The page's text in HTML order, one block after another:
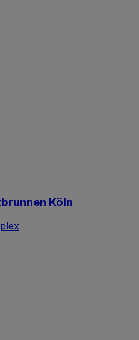
Köln